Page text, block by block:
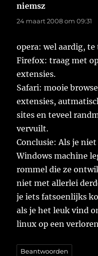
niemsz
24 maart 2008 om 09:31
opera: wel aardig,
Firefox: traag met
extensies.
Safari: mooie
extensies,
sites en teveel
vervuilt.
Conclusie: Als je
Windows machine
rommel die ze
niet met allerlei
je iets fatsoenlijks
als je het leuk vind
linux op een
Beantwoorden